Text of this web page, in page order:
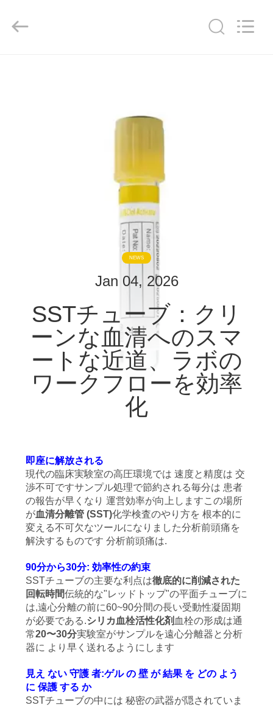
Hangzhou
Ciping
NEWS
Jan 04, 2026
SSTチューブ：クリ
ーンな血清へのスマ
ートな近道、ラボの
ワークフローを効率
化
即座に解放される
現代の臨床実験室の高圧環境では 速度と精度は 交
渉不可ですサンプル処理で節約される毎分は 患者
の報告が早くなり 運営効率が向上しますこの場所
が血清分離管 (SST)化学検査のやり方を 根本的に
変える不可欠なツールになりました分析前頭痛を
解決するものです 分析前頭痛は.
90分から30分: 効率性の約束
SSTチューブの主要な利点は徹底的に削減された
回転時間伝統的な"レッドトップ"の平面チューブに
は,遠心分離の前に60~90分間の長い受動性凝固期
が必要である.シリカ血栓活性化剤 血栓の形成は通
常20〜30分実験室がサンプルを遠心分離器と分析
器に より早く送れるようにします
見え ない 守護 者:ゲル の 壁 が 結果 を どの よう
に 保護 する か
SSTチューブの中には 秘密の武器が隠されていま